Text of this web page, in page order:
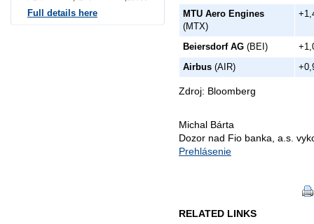
MTU Aero Engines
(MTX)
Beiersdorf AG (BEI)
Airbus (AIR)
Zdroj: Bloomberg
Michal Bárta
Dozor nad Fio banka, a.s.
Prehlásenie
RELATED LINKS
Full details here